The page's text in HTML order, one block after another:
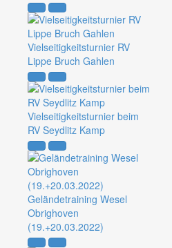
Vielseitigkeitsturnier RV
Lippe Bruch Gahlen
Vielseitigkeitsturnier beim
RV Seydlitz Kamp
Geländetraining Wesel
Obrighoven
(19.+20.03.2022)